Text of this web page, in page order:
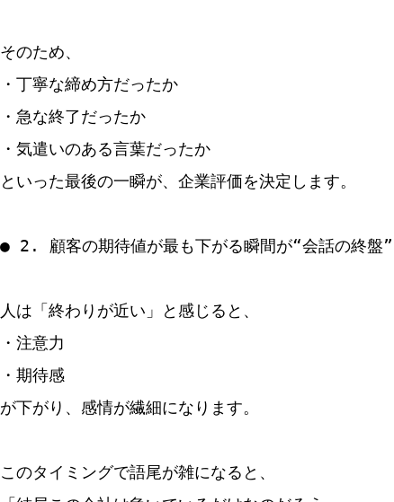
そのため、
・丁寧な締め方だったか
・急な終了だったか
・気遣いのある言葉だったか
といった最後の一瞬が、企業評価を決定します。
● 2. 顧客の期待値が最も下がる瞬間が“会話の終盤”
人は「終わりが近い」と感じると、
・注意力
・期待感
が下がり、感情が繊細になります。
このタイミングで語尾が雑になると、